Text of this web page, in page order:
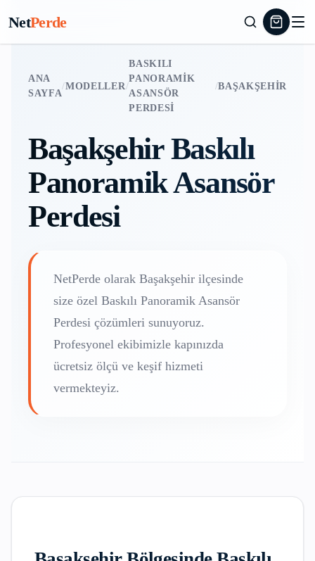
NetPerde
ANA
SAYFA
/MODELLER/
BASKILI
PANORAMIK
ASANSÖR
PERDESI
/BAŞAKŞEHIR
Başakşehir Baskılı
Panoramik Asansör
Perdesi
NetPerde olarak Başakşehir ilçesinde
size özel Baskılı Panoramik Asansör
Perdesi çözümleri sunuyoruz.
Profesyonel ekibimizle kapınızda
ücretsiz ölçü ve keşif hizmeti
vermekteyiz.